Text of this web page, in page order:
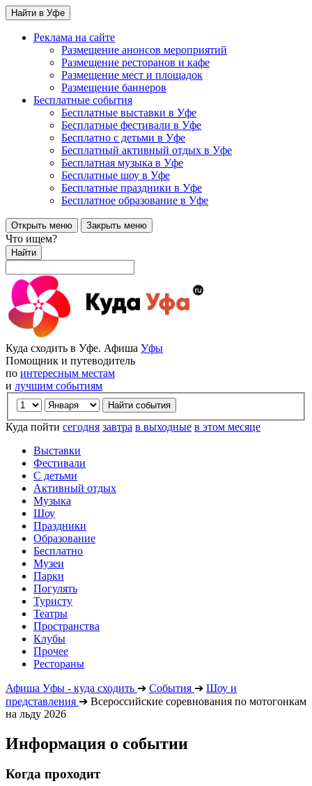
Найти в Уфе
Реклама на сайте
Размещение анонсов мероприятий
Размещение ресторанов и кафе
Размещение мест и площадок
Размещение баннеров
Бесплатные события
Бесплатные выставки в Уфе
Бесплатные фестивали в Уфе
Бесплатно с детьми в Уфе
Бесплатный активный отдых в Уфе
Бесплатная музыка в Уфе
Бесплатные шоу в Уфе
Бесплатные праздники в Уфе
Бесплатное образование в Уфе
Открыть меню Закрыть меню
Что ищем?
Найти
Куда сходить в Уфе. Афиша Уфы
Помощник и путеводитель
по интересным местам
и лучшим событиям
Куда пойти сегодня завтра в выходные в этом месяце
Выставки
Фестивали
С детьми
Активный отдых
Музыка
Шоу
Праздники
Образование
Бесплатно
Музеи
Парки
Погулять
Туристу
Театры
Пространства
Клубы
Прочее
Рестораны
Афиша Уфы - куда сходить ➔ События ➔ Шоу и
представления ➔ Всероссийские соревнования по мотогонкам
на льду 2026
Информация о событии
Когда проходит